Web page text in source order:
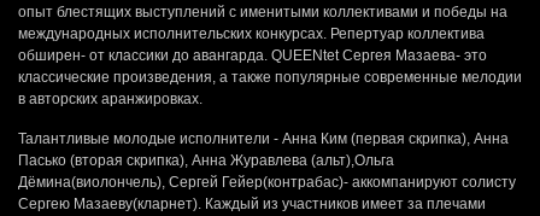
опыт блестящих выступлений с именитыми коллективами и победы на
международных исполнительских конкурсах. Репертуар коллектива
обширен- от классики до авангарда. QUEENtet Сергея Мазаева- это
классические произведения, а также популярные современные мелодии
в авторских аранжировках.
Талантливые молодые исполнители - Анна Ким (первая скрипка), Анна
Пасько (вторая скрипка), Анна Журавлева (альт),Ольга
Дёмина(виолончель), Сергей Гейер(контрабас)- аккомпанируют солисту
Сергею Мазаеву(кларнет). Каждый из участников имеет за плечами